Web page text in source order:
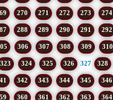
270 271 272 273 274
288 289 290 291 292
306 307 308 309 310
323 324 325 326 327 328
342 343 344 345 346
360 361 362 363 364